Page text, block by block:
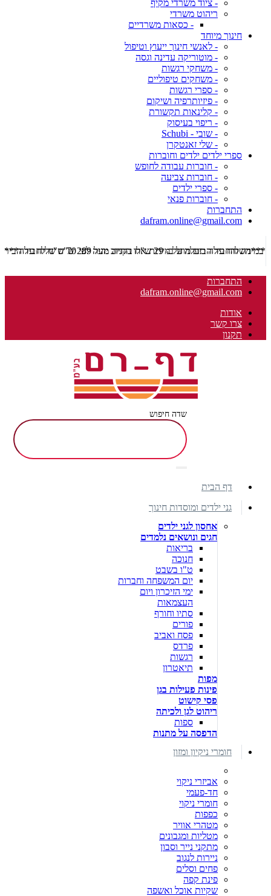
- ציוד משרדי מקיף
ריהוט משרדי
- כסאות משרדיים
חינוך מיוחד
- לאנשי חינוך ייעוץ וטיפול
- מוטוריקה עדינה וגסה
- משחקי רגשות
- משחקים טיפוליים
- ספרי רגשות
- פיזיותרפיה ושיקום
- קלינאות תקשורת
- ריפוי בעיסוק
- שובי - Schubi
- שלי זאנטקרן
ספרי ילדים ילדים וחוברות
- חוברות עבודה לחופש
- חוברות צביעה
- ספרי ילדים
- חוברות פנאי
התחברות
dafram.online@gmail.com
***משלוח עד הבית מוזל ב- 29 ש"ח בקניה מעל 289 ש"ח שליח עד הבית ***
התחברות
dafram.online@gmail.com
אודות
צרו קשר
תקנון
שדה חיפוש
דף הבית
גני ילדים ומוסדות חינוך
אחסון לגני ילדים
חגים ונושאים נלמדים
בריאות
חנוכה
ט"ו בשבט
יום המשפחה וחברות
ימי הזיכרון ויום
העצמאות
סתיו וחורף
פורים
פסח ואביב
פרדס
רגשות
תיאטרון
מפות
פינות פעילות בגן
פסי קישוט
ריהוט לגן ולכיתה
ספות
הדפסה על מתנות
חומרי ניקיון ומזון
אביזרי ניקוי
חד-פעמי
חומרי ניקוי
כפפות
מטהרי אוויר
מטליות ומגבונים
מתקני נייר וסבון
ניירות לנגוב
פחים וסלים
פינת קפה
שקיות אוכל ואשפה